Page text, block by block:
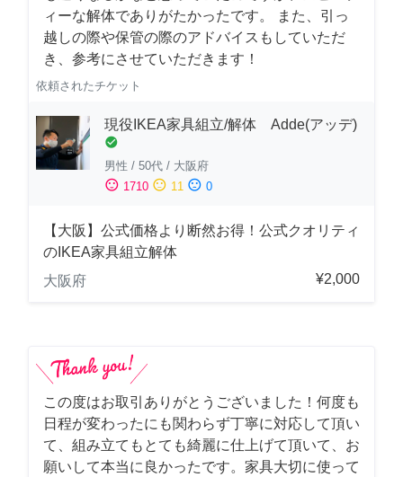
ィーな解体でありがたかったです。 また、引っ
越しの際や保管の際のアドバイスもしていただ
き、参考にさせていただきます！
依頼されたチケット
現役IKEA家具組立/解体 Adde(アッデ)
check_circle
男性 / 50代 / 大阪府
sentiment_satisfied 1710 sentiment_neutral 11 sentiment_dissatisfied 0
【大阪】公式価格より断然お得！公式クオリティ
のIKEA家具組立解体
大阪府
¥2,000
この度はお取引ありがとうございました！何度も
日程が変わったにも関わらず丁寧に対応して頂い
て、組み立てもとても綺麗に仕上げて頂いて、お
願いして本当に良かったです。家具大切に使って